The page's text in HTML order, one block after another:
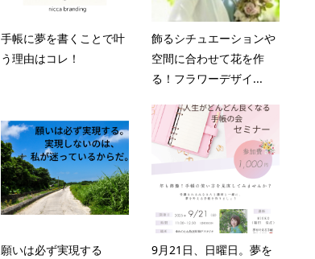
手帳に夢を書くことで叶
う理由はコレ！
飾るシチュエーションや
空間に合わせて花を作
る！フラワーデザイ...
願いは必ず実現する
9月21日、日曜日。夢を